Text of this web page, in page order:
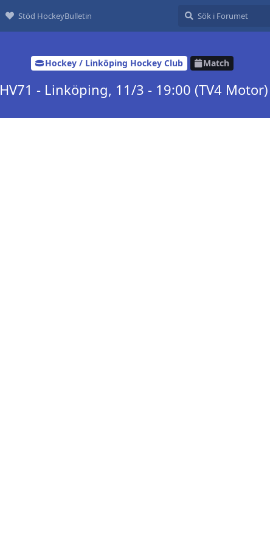
Stöd HockeyBulletin
Hockey / Linköping Hockey Club Match
HV71 - Linköping, 11/3 - 19:00 (TV4 Motor)